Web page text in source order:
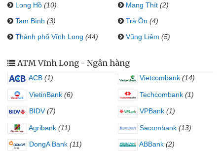
Long Hồ (10) Mang Thít (2)
Tam Bình (3) Trà Ôn (4)
Thành phố Vĩnh Long (44) Vũng Liêm (5)
ATM Vĩnh Long - Ngân hàng
ACB (1) Vietcombank (14)
VietinBank (6) Techcombank (1)
BIDV (7) VPBank (1)
Agribank (11) Sacombank (13)
DongA Bank (11) ABBank (2)